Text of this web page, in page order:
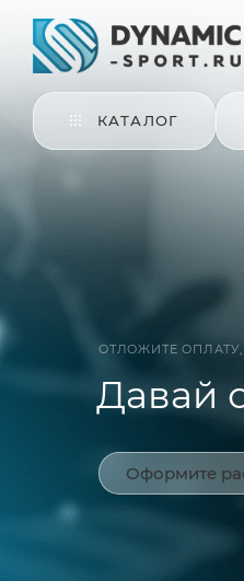
КАТАЛОГ
ОТЛОЖИТЕ
Давай
Оформите